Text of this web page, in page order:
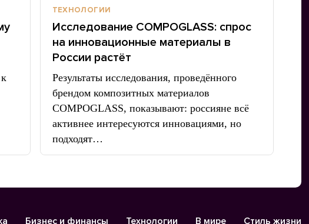
ТЕХНОЛОГИИ
Исследование COMPOGLASS: спрос
на инновационные материалы в
России растёт
Результаты исследования, проведённого
брендом композитных материалов
COMPOGLASS, показывают: россияне всё
активнее интересуются инновациями, но
подходят…
Бизнес и финансы Технологии В мире Стиль жизни